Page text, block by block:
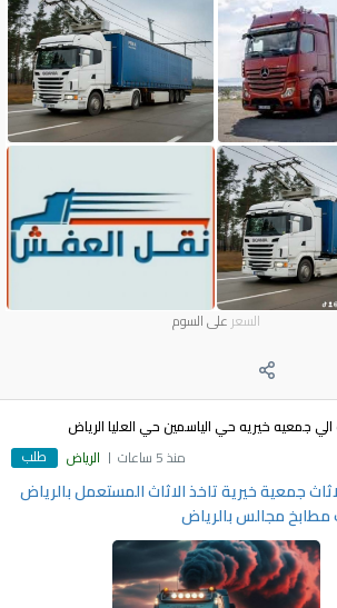
السعر على السوم
الي جمعيه خيريه حي الياسمين حي العليا الرياض
منذ 5 ساعات
الرياض طلب
جمعية خيرية تاخذ الاثاث المستعمل بالرياض
مجالس بالرياض